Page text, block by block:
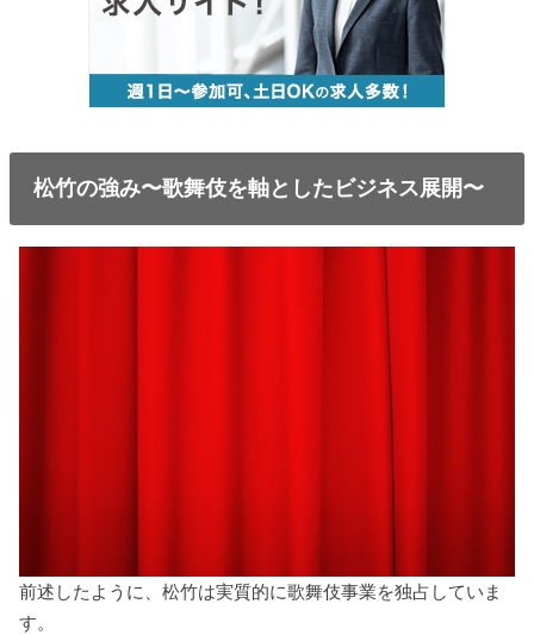
松竹の強み〜歌舞伎を軸としたビジネス展開〜
前述したように、松竹は実質的に歌舞伎事業を独占していま
す。